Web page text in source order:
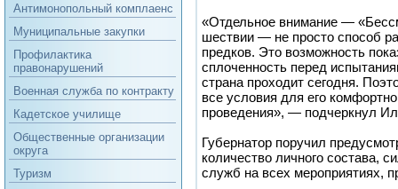
Антимонопольный комплаенс
Муниципальные закупки
Профилактика
правонарушений
Военная служба по контракту
Кадетское училище
Общественные организации
округа
Туризм
«Отдельное внимание —
шествии — не просто способ
предков. Это возможность
сплоченность перед
страна проходит сегодня.
все условия для его
проведения», — подчеркнул
Губернатор поручил
количество личного состава,
служб на всех мероприятиях,